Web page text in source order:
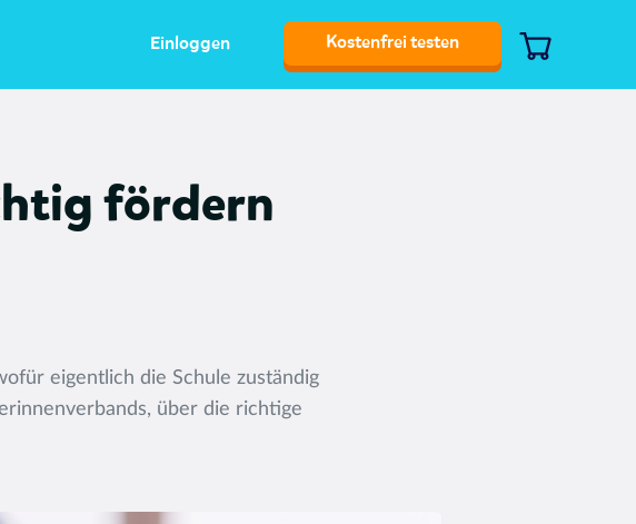
Einloggen Kostenfrei testen
fördern
eigentlich die Schule zuständig
über die richtige